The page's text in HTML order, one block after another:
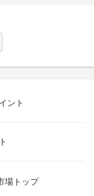
ント
場トップ